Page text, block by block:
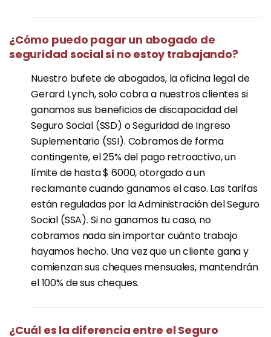
¿Cómo puedo pagar un abogado de
seguridad social si no estoy trabajando?
Nuestro bufete de abogados, la oficina legal de
Gerard Lynch, solo cobra a nuestros clientes si
ganamos sus beneficios de discapacidad del
Seguro Social (SSD) o Seguridad de Ingreso
Suplementario (SSI). Cobramos de forma
contingente, el 25% del pago retroactivo, un
límite de hasta $ 6000, otorgado a un
reclamante cuando ganamos el caso. Las tarifas
están reguladas por la Administración del Seguro
Social (SSA). Si no ganamos tu caso, no
cobramos nada sin importar cuánto trabajo
hayamos hecho. Una vez que un cliente gana y
comienzan sus cheques mensuales, mantendrán
el 100% de sus cheques.
¿Cuál es la diferencia entre el Seguro